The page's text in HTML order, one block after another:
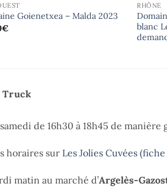
Goienetxea – Malda 2023
€
RHÔNE
blanc
Truck
de 16h30 à 18h45 de manière
horaires sur Les Jolies Cuvées
matin au marché d’Argelès-